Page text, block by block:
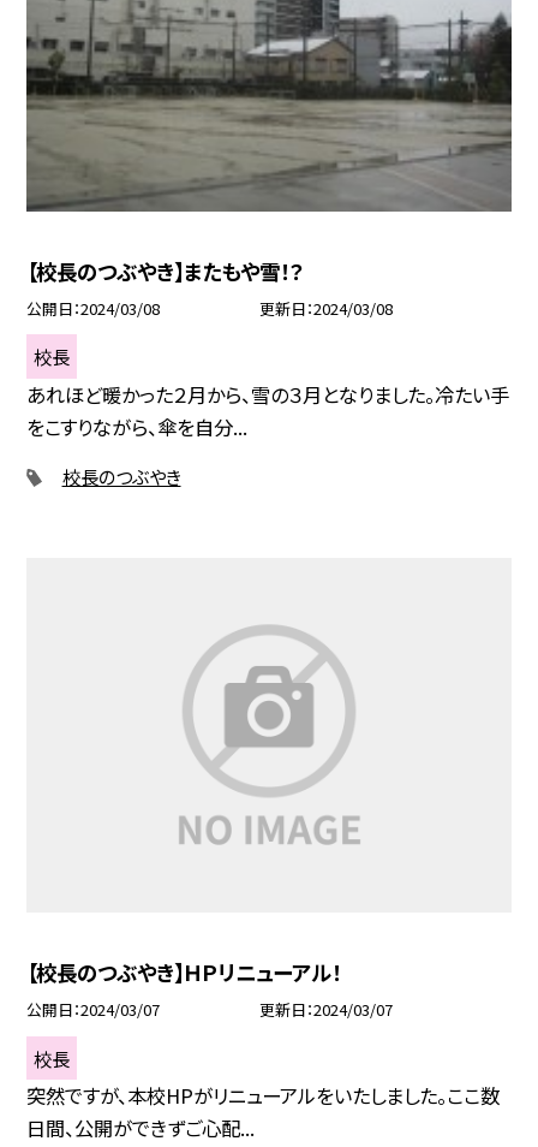
【校長のつぶやき】またもや雪！？
公開日 2024/03/08 更新日 2024/03/08
校長
あれほど暖かった２月から、雪の３月となりました。冷たい手
をこすりながら、傘を自分...
校長のつぶやき
【校長のつぶやき】ＨＰリニューアル！
公開日 2024/03/07 更新日 2024/03/07
校長
突然ですが、本校HPがリニューアルをいたしました。ここ数
日間、公開ができずご心配...